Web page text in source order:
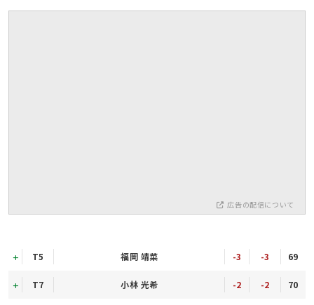
広告の配信について
T5 福岡 靖菜 -3 -3 69
T7 小林 光希 -2 -2 70